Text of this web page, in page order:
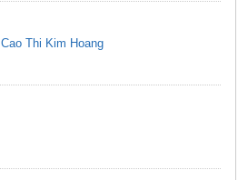
Cao Thi Kim Hoang